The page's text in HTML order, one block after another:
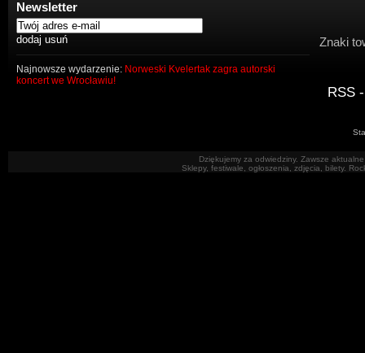
Newsletter
Najnowsze wydarzenie: Norweski Kvelertak zagra autorski
koncert we Wrocławiu!
Znaki
RSS
Dziękujemy za odwiedziny. Zawsze
Sklepy, festiwale, ogłoszenia, zdjęcia, bilety.